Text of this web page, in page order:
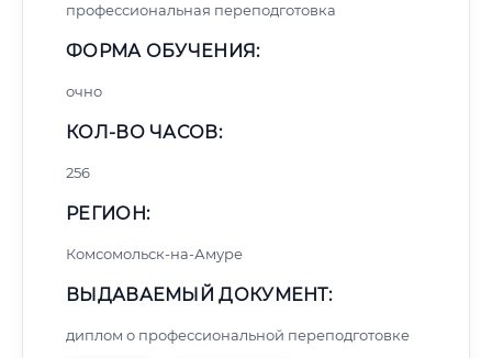
профессиональная переподготовка
ФОРМА ОБУЧЕНИЯ:
очно
КОЛ-ВО ЧАСОВ:
256
РЕГИОН:
Комсомольск-на-Амуре
ВЫДАВАЕМЫЙ ДОКУМЕНТ:
диплом о профессиональной переподготовке